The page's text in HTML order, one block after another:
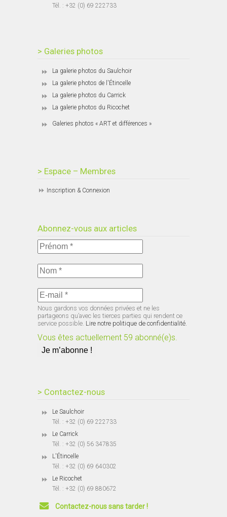
Tél. : +32 (0) 69 222733
> Galeries photos
La galerie photos du Saulchoir
La galerie photos de l'Étincelle
La galerie photos du Carrick
La galerie photos du Ricochet
Galeries photos « ART et différences »
> Espace – Membres
Inscription & Connexion
Abonnez-vous aux articles
Nous gardons vos données privées et ne les
partageons qu’avec les tierces parties qui rendent ce
service possible. Lire notre politique de confidentialité.
Vous êtes actuellement 59 abonné(e)s.
> Contactez-nous
Le Saulchoir
Tél. : +32 (0) 69 222733
Le Carrick
Tél. : +32 (0) 56 347835
L'Étincelle
Tél. : +32 (0) 69 640302
Le Ricochet
Tél. : +32 (0) 69 880672
Contactez-nous sans tarder !